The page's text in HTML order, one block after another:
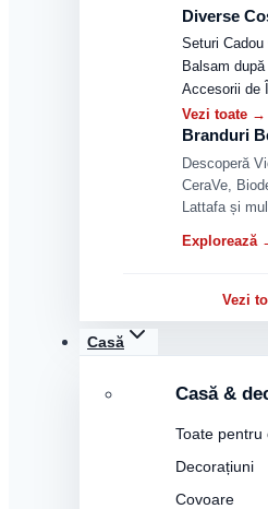
Diverse
Seturi
Balsam după
Accesorii de
Vezi toate →
Branduri
Descoperă
CeraVe,
Lattafa și
Explorează
Vezi
Casă
Casă &
Toate pentru
Decorațiuni
Covoare